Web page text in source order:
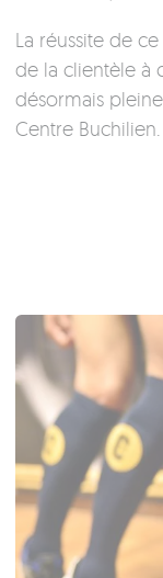
La réussite de
de la clientèle à
désormais
Centre Buchilien.